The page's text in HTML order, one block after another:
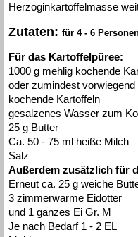
Herzoginkartoffelmasse
Zutaten: für 4 - 6
Für das Kartoffelpüree:
1000 g mehlig kochende
oder zumindest vorwiegend
kochende Kartoffeln
gesalzenes Wasser zum
25 g Butter
Ca. 50 - 75 ml heiße Milch
Salz
Außerdem zusätzlich für
Erneut ca. 25 g weiche
3 zimmerwarme Eidotter
und 1 ganzes Ei Gr. M
Je nach Bedarf 1 - 2 EL